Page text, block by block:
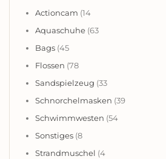
Actioncam (14
Aquaschuhe (63
Bags (45
Flossen (78
Sandspielzeug (33
Schnorchelmasken (39
Schwimmwesten (54
Sonstiges (8
Strandmuschel (4